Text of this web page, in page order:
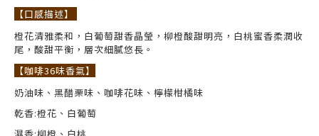
【口感描述】
橙花清雅柔和，白葡萄甜香晶瑩，柳橙酸甜明亮，白桃蜜香柔潤收
尾，酸甜平衡，層次細膩悠長。
【咖啡36味香氣】
奶油味、黑醋栗味、咖啡花味、檸檬柑橘味
乾香:橙花、白葡萄